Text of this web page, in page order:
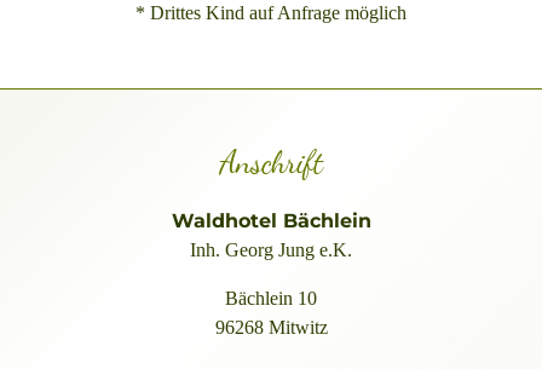
* Drittes Kind auf Anfrage möglich
Anschrift
Waldhotel Bächlein
Inh. Georg Jung e.K.
Bächlein 10
96268 Mitwitz